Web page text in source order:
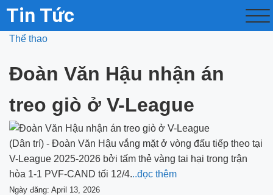
Tin Tức
Thể thao
Đoàn Văn Hậu nhận án
treo giò ở V-League
(Dân trí) - Đoàn Văn Hậu vắng mặt ở vòng đấu tiếp theo tại
V-League 2025-2026 bởi tấm thẻ vàng tai hại trong trận
hòa 1-1 PVF-CAND tối 12/4...đọc thêm
Ngày đăng: April 13, 2026